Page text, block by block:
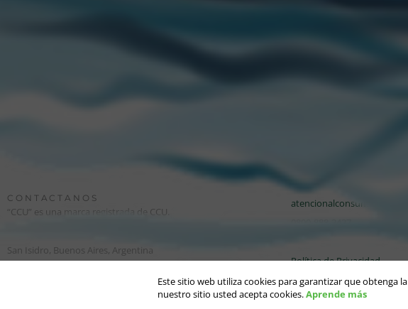
CONTACTANOS
“CCU” es una marca registrada de CCU.
San Isidro, Buenos Aires, Argentina
© 2021. CCU S.A. Todos los derechos reservados.
Política de Privacidad
Este sitio web utiliza cookies para garantizar que obtenga
nuestro sitio usted acepta cookies.Aprende más